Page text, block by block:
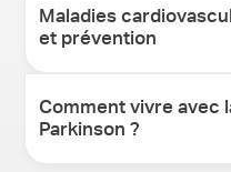
Maladies
et prévention
Comment vivre avec
Parkinson ?